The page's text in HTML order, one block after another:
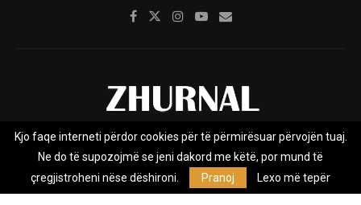
Rreth nesh Impresumi Marketing
Privacy Policy
Zhurnal.mk është Agjenci e Lajmeve e pavarur, e themeluar në vitin
Kjo faqe interneti përdor cookies për të përmirësuar përvojën tuaj.
Ne do të supozojmë se jeni dakord me këtë, por mund të
çregjistroheni nëse dëshironi.
Pranoj Lexo më tepër